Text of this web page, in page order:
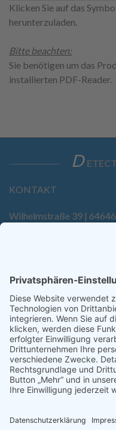
Klicken Sie auf das
herunterzuladen.
Bitte beachten:
Sie benötigen um das
installierten PDF-Reader.
D
KONTAKT
Wilhelmstraße 39 |
SERVICE
Anfrage
Direkt-Bestellung
KONTAKTFORMULAR